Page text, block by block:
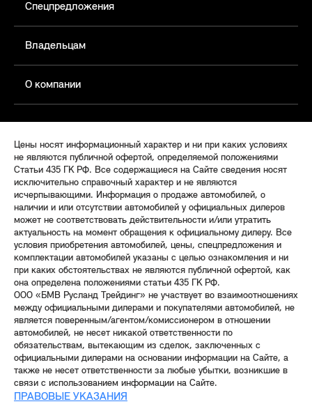
Спецпредложения
Владельцам
О компании
Цены носят информационный характер и ни при каких условиях
не являются публичной офертой, определяемой положениями
Статьи 435 ГК РФ. Все содержащиеся на Сайте сведения носят
исключительно справочный характер и не являются
исчерпывающими. Информация о продаже автомобилей, о
наличии и или отсутствии автомобилей у официальных дилеров
может не соответствовать действительности и/или утратить
актуальность на момент обращения к официальному дилеру. Все
условия приобретения автомобилей, цены, спецпредложения и
комплектации автомобилей указаны с целью ознакомления и ни
при каких обстоятельствах не являются публичной офертой, как
она определена положениями статьи 435 ГК РФ.
ООО «БМВ Русланд Трейдинг» не участвует во взаимоотношениях
между официальными дилерами и покупателями автомобилей, не
является поверенным/агентом/комиссионером в отношении
автомобилей, не несет никакой ответственности по
обязательствам, вытекающим из сделок, заключенных с
официальными дилерами на основании информации на Сайте, а
также не несет ответственности за любые убытки, возникшие в
связи с использованием информации на Сайте.
ПРАВОВЫЕ УКАЗАНИЯ